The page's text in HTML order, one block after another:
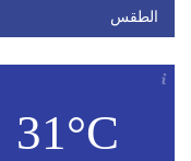
الطقس
31°C